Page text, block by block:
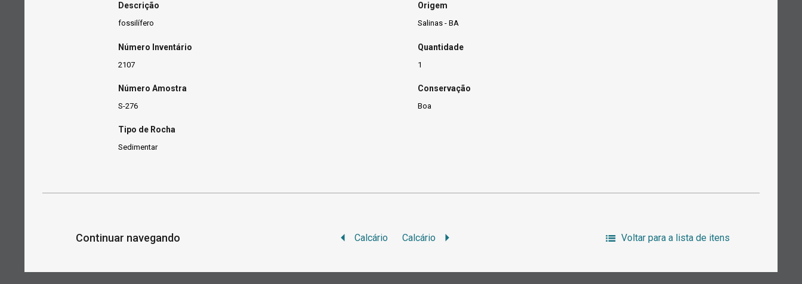
Descrição
fossilífero
Número Inventário
2107
Número Amostra
S-276
Tipo de Rocha
Sedimentar
Origem
Salinas - BA
Quantidade
1
Conservação
Boa
Continuar navegando Calcário Calcário Voltar para a lista de itens